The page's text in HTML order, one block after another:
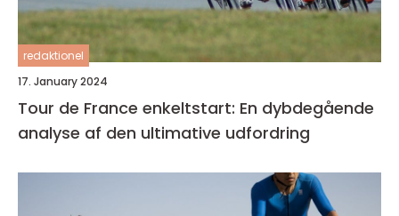
redaktionel
17. January 2024
Tour de France enkeltstart: En dybdegående
analyse af den ultimative udfordring